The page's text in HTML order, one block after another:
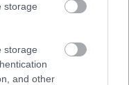
storage
storage
and other
meg az Xbox